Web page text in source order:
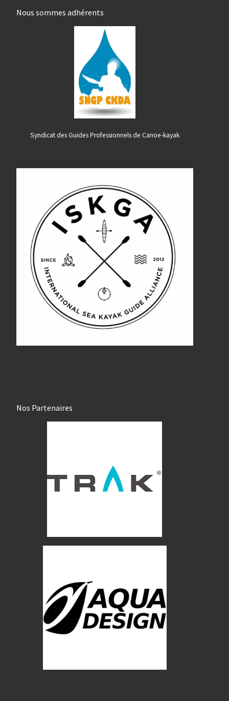
Nous sommes adhérents
Syndicat des Guides Professionnels de Canoe-kayak
Nos Partenaires